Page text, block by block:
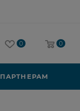
0 0
ПАРТНЕРАМ